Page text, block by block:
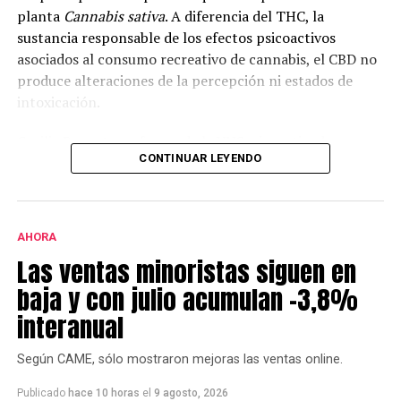
planta Cannabis sativa. A diferencia del THC, la
sustancia responsable de los efectos psicoactivos
asociados al consumo recreativo de cannabis, el CBD no
produce alteraciones de la percepción ni estados de
Cecilia Bouzat, profesora de la UNS e investigadora
superior del CONICET, explicó que en la investigación se
7, una molécula que interviene en la comunicación
Según explicó, “todavía no hay fármacos específicos
para este receptor. Por eso lo estamos estudiando: hay
evidencias claras de que activarlo o potenciarlo
enlentece y disminuye los síntomas de una patología
procesos de memoria y cognición se ve favorecido
CONTINUAR LEYENDO
AHORA
Las ventas minoristas siguen en
baja y con julio acumulan -3,8%
interanual
Según CAME, sólo mostraron mejoras las ventas online.
Publicado hace 10 horas el 9 agosto, 2026